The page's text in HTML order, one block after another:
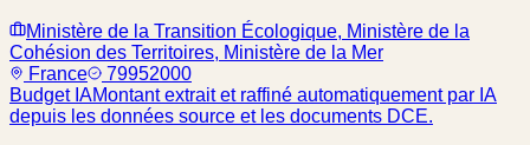
Ministère de la Transition Écologique, Ministère de la
Cohésion des Territoires, Ministère de la Mer
France
79952000
Budget IAMontant extrait et raffiné automatiquement par IA
depuis les données source et les documents DCE.